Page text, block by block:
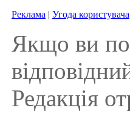
Реклама | Угода користувача
Якщо ви
Редакція